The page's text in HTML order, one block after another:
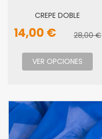
CREPE DOBLE
14,00 € 28,00 €
VER OPCIONES